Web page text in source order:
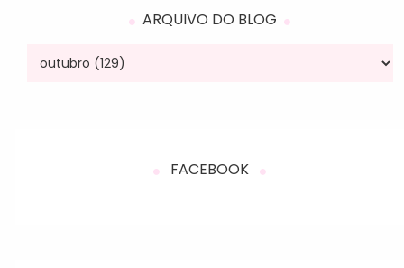
ARQUIVO DO BLOG
FACEBOOK